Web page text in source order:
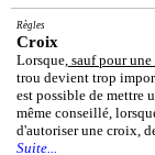
Règles
Croix
Lorsque, sauf pour
trou devient trop
est possible de mettre
même conseillé,
d'autoriser une croix,
Suite...